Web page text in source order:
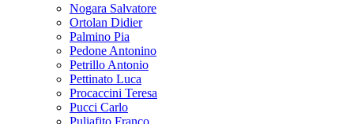
Nogara Salvatore
Ortolan Didier
Palmino Pia
Pedone Antonino
Petrillo Antonio
Pettinato Luca
Procaccini Teresa
Pucci Carlo
Puliafito Franco